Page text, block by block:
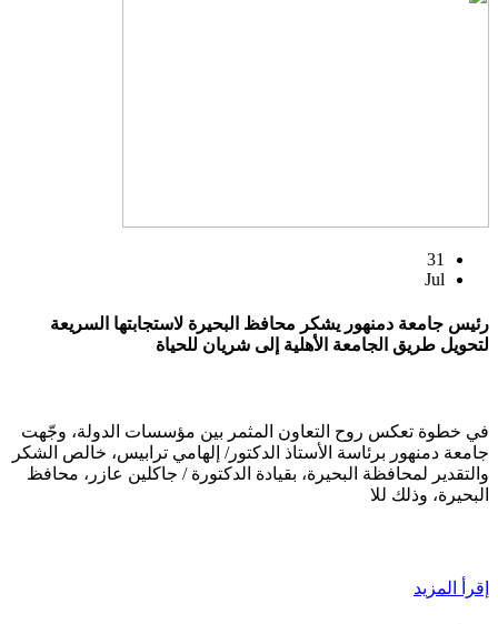
31
Jul
رئيس جامعة دمنهور يشكر محافظ البحيرة لاستجابتها السريعة
لتحويل طريق الجامعة الأهلية إلى شريان للحياة
في خطوة تعكس روح التعاون المثمر بين مؤسسات الدولة، وجّهت
جامعة دمنهور برئاسة الأستاذ الدكتور/ إلهامي ترابيس، خالص الشكر
والتقدير لمحافظة البحيرة، بقيادة الدكتورة / جاكلين عازر، محافظ
البحيرة، وذلك للا
إقرأ المزيد